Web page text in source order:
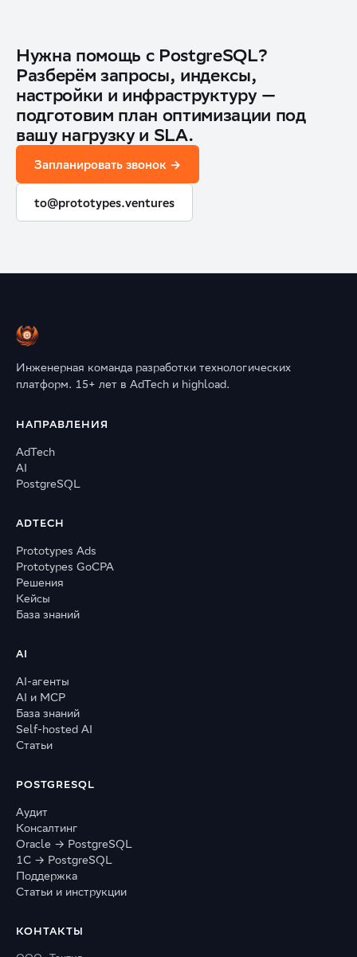
Нужна помощь с PostgreSQL?
Разберём запросы, индексы,
настройки и инфраструктуру —
подготовим план оптимизации под
вашу нагрузку и SLA.
Запланировать звонок →
to@prototypes.ventures
Инженерная команда разработки технологических
платформ. 15+ лет в AdTech и highload.
НАПРАВЛЕНИЯ
AdTech
AI
PostgreSQL
ADTECH
Prototypes Ads
Prototypes GoCPA
Решения
Кейсы
База знаний
AI
AI-агенты
AI и MCP
База знаний
Self-hosted AI
Статьи
POSTGRESQL
Аудит
Консалтинг
Oracle → PostgreSQL
1С → PostgreSQL
Поддержка
Статьи и инструкции
КОНТАКТЫ